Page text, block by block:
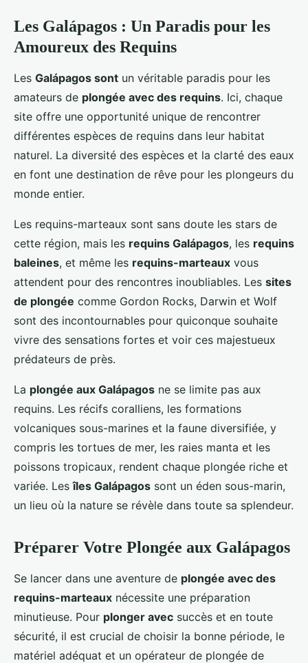
Les Galápagos : Un Paradis pour les
Amoureux des Requins
Les Galápagos sont un véritable paradis pour les
amateurs de plongée avec des requins. Ici, chaque
site offre une opportunité unique de rencontrer
différentes espèces de requins dans leur habitat
naturel. La diversité des espèces et la clarté des eaux
en font une destination de rêve pour les plongeurs du
monde entier.
Les requins-marteaux sont sans doute les stars de
cette région, mais les requins Galápagos, les requins
baleines, et même les requins-marteaux vous
attendent pour des rencontres inoubliables. Les sites
de plongée comme Gordon Rocks, Darwin et Wolf
sont des incontournables pour quiconque souhaite
vivre des sensations fortes et voir ces majestueux
prédateurs de près.
La plongée aux Galápagos ne se limite pas aux
requins. Les récifs coralliens, les formations
volcaniques sous-marines et la faune diversifiée, y
compris les tortues de mer, les raies manta et les
poissons tropicaux, rendent chaque plongée riche et
variée. Lesîles Galápagos sont un éden sous-marin,
un lieu où la nature se révèle dans toute sa splendeur.
Préparer Votre Plongée aux Galápagos
Se lancer dans une aventure de plongée avec des
requins-marteaux nécessite une préparation
minutieuse. Pour plonger avec succès et en toute
sécurité, il est crucial de choisir la bonne période, le
matériel adéquat et un opérateur de plongée de